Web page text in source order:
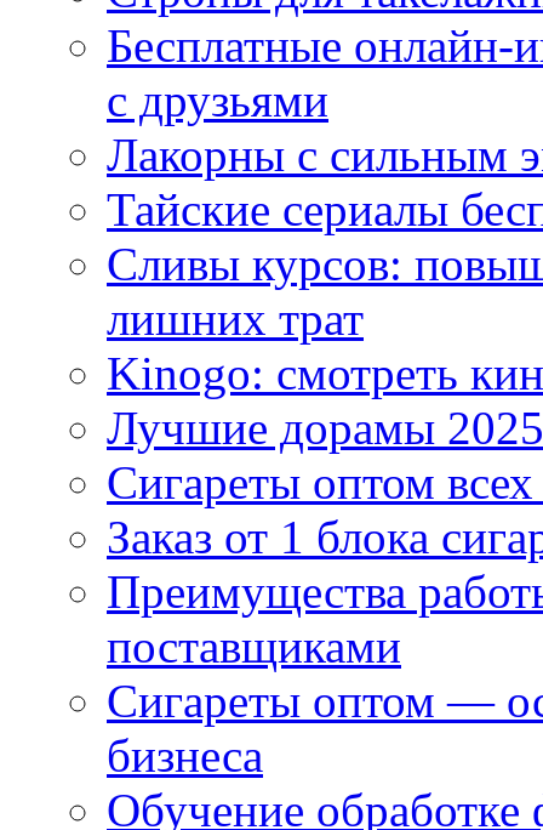
Бесплатные
с друзьями
Лакорны с сильным
Тайские сериалы
Сливы курсов:
лишних трат
Kinogo: смотреть
Лучшие дорамы
Сигареты оптом
Заказ от 1 блока
Преимущества
поставщиками
Сигареты оптом —
бизнеса
Обучение